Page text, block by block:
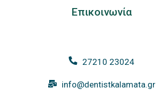
Επικοινωνία
27210 23024
info@dentistkalamata.gr